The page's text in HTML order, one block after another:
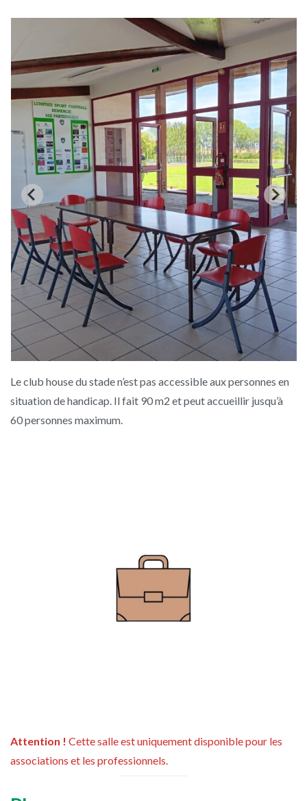
Le club house du stade n’est pas accessible aux personnes en
situation de handicap. Il fait 90 m2 et peut accueillir jusqu’à
60 personnes maximum.
Attention ! Cette salle est uniquement disponible pour les
associations et les professionnels.